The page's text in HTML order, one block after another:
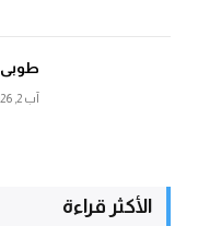
طوبى
آب 2, 2026
الأكثر قراءة